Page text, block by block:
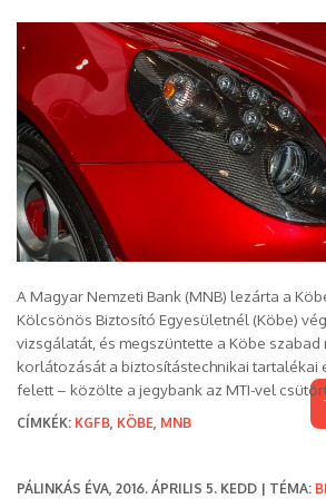
A Magyar Nemzeti Bank (MNB) lezárta a
Kölcsönös Biztosító Egyesületnél (Köbe)
vizsgálatát, és megszüntette a Köbe
korlátozását a biztosítástechnikai tartalékai
felett – közölte a jegybank az MTI-vel
CÍMKÉK: KGFB KÖBE MNB
PÁLINKÁS ÉVA, 2016. ÁPRILIS 5. KEDD | TÉMA: